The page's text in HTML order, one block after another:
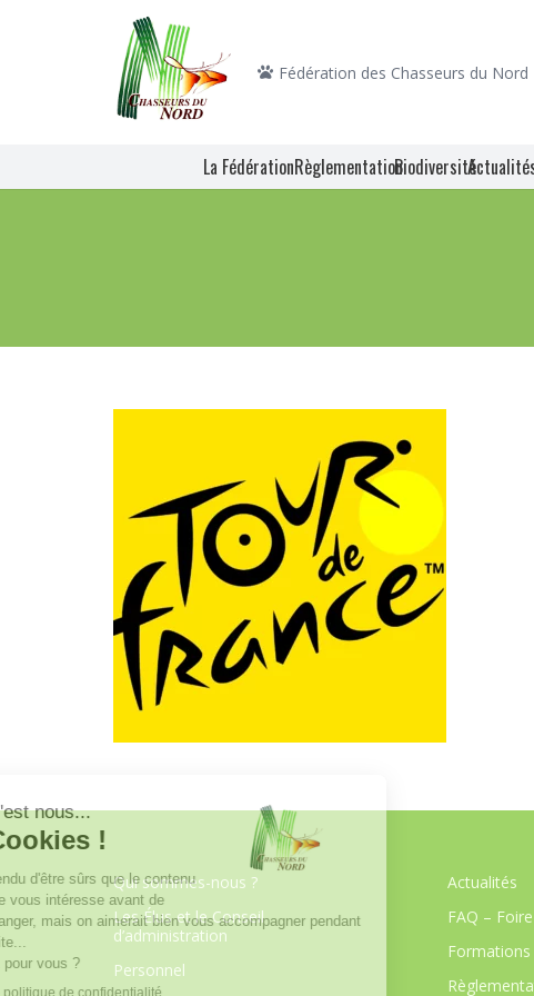
Fédération des Chasseurs du Nord
La FédérationRèglementationBiodiversité
Qui sommes-nous ?
Les Élus et le Conseil
d’administration
Personnel
Actualités
FAQ –
Formations